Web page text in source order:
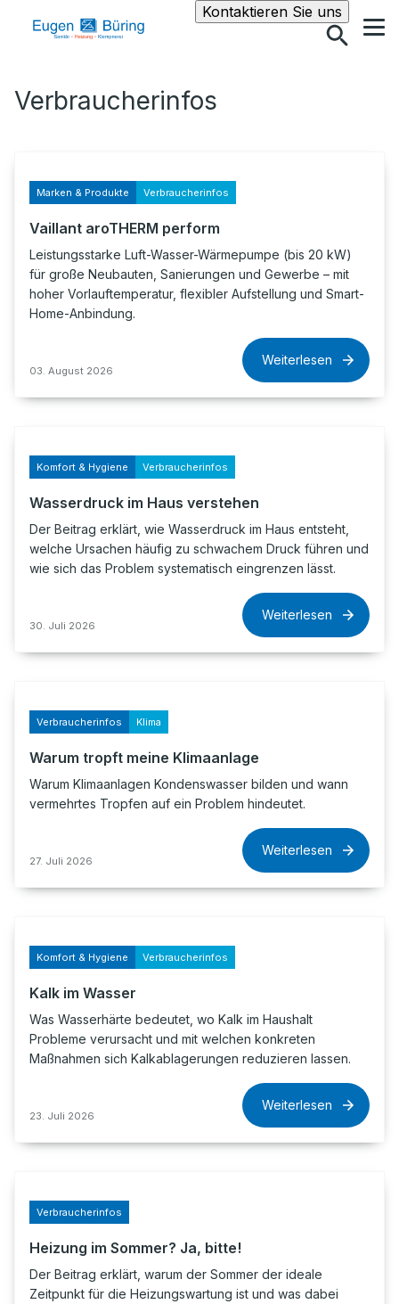
Kontaktieren Sie unsSuche
Verbraucherinfos
Marken & Produkte Verbraucherinfos
Vaillant aroTHERM perform
Leistungsstarke Luft-Wasser-Wärmepumpe (bis 20 kW)
für große Neubauten, Sanierungen und Gewerbe – mit
hoher Vorlauftemperatur, flexibler Aufstellung und Smart-
Home-Anbindung.
03. August 2026
Weiterlesen
Komfort & Hygiene Verbraucherinfos
Wasserdruck im Haus verstehen
Der Beitrag erklärt, wie Wasserdruck im Haus entsteht,
welche Ursachen häufig zu schwachem Druck führen und
wie sich das Problem systematisch eingrenzen lässt.
30. Juli 2026
Weiterlesen
Verbraucherinfos Klima
Warum tropft meine Klimaanlage
Warum Klimaanlagen Kondenswasser bilden und wann
vermehrtes Tropfen auf ein Problem hindeutet.
27. Juli 2026
Weiterlesen
Komfort & Hygiene Verbraucherinfos
Kalk im Wasser
Was Wasserhärte bedeutet, wo Kalk im Haushalt
Probleme verursacht und mit welchen konkreten
Maßnahmen sich Kalkablagerungen reduzieren lassen.
23. Juli 2026
Weiterlesen
Verbraucherinfos
Heizung im Sommer? Ja, bitte!
Der Beitrag erklärt, warum der Sommer der ideale
Zeitpunkt für die Heizungswartung ist und was dabei